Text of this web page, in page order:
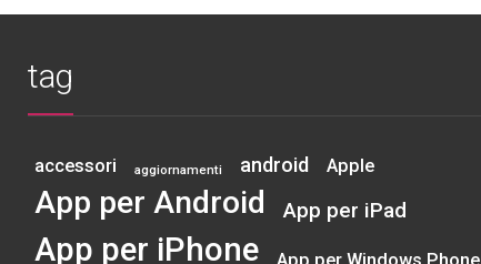
tag
accessori aggiornamenti android Apple
App per Android App per iPad
App per iPhone